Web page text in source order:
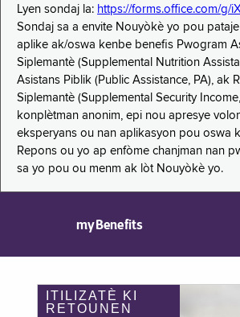
Lyen sondaj la: https://forms.office.com/g/
Sondaj sa a envite Nouyòkè yo pou
aplike ak/oswa kenbe benefis Pwogram
Siplemantè (Supplemental Nutrition
Asistans Piblik (Public Assistance, PA), ak
Siplemantè (Supplemental Security
konplètman anonim, epi nou apresye
eksperyans ou nan aplikasyon pou oswa
Repons ou yo ap enfòme chanjman nan
sa yo pou ou menm ak lòt Nouyòkè yo.
myBenefits
ITILIZATÈ KI
RETOUNEN